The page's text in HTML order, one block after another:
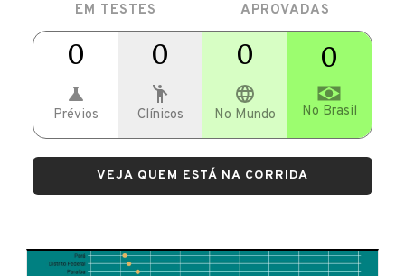
EM TESTES APROVADAS
0
Prévios
0
Clínicos
0
No Mundo
0
No Brasil
VEJA QUEM ESTÁ NA CORRIDA